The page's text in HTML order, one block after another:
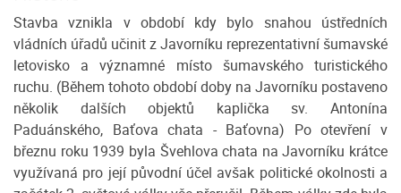
Stavba vznikla v období kdy bylo snahou ústředních
vládních úřadů učinit z Javorníku reprezentativní šumavské
letovisko a významné místo šumavského turistického
ruchu. (Během tohoto období doby na Javorníku postaveno
několik dalších objektů kaplička sv. Antonína
Paduánského, Baťova chata - Baťovna) Po otevření v
březnu roku 1939 byla Švehlova chata na Javorníku krátce
využívaná pro její původní účel avšak politické okolnosti a